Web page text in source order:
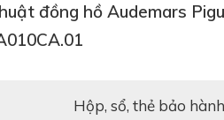
đồng hồ Audemars
hộp, sổ, thẻ bảo